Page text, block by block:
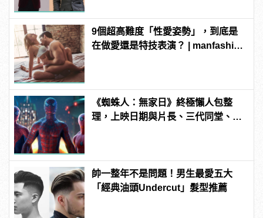
9個超高難度「性愛姿勢」，到底是
在做愛還是特技表演？ | manfashion
《蜘蛛人：無家日》終極懶人包整
理，上映日期與片長、三代同堂、湯
帥一整年不是問題！男生最愛五大
「經典油頭Undercut」髮型推薦